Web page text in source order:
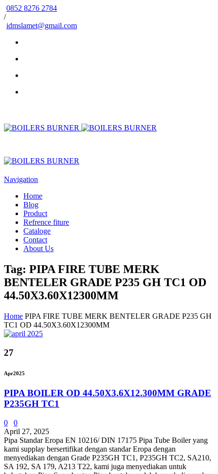
0852 8276 2784
/
idmslamet@gmail.com
Navigation
Home
Blog
Product
Refrence fiture
Cataloge
Contact
About Us
Tag: PIPA FIRE TUBE MERK
BENTELER GRADE P235 GH TC1 OD
44.50X3.60X12300MM
Home PIPA FIRE TUBE MERK BENTELER GRADE P235 GH
TC1 OD 44.50X3.60X12300MM
27
Apr2025
PIPA BOILER OD 44.50X3.6X12.300MM GRADE
P235GH TC1
0
0
April 27, 2025
Pipa Standar Eropa EN 10216/ DIN 17175 Pipa Tube Boiler yang
kami supplay bersertifikat dengan standar Eropa dengan
menyediakan dengan Grade P235GH TC1, P235GH TC2, SA210,
SA 192, SA 179, A213 T22, kami juga menyediakan untuk